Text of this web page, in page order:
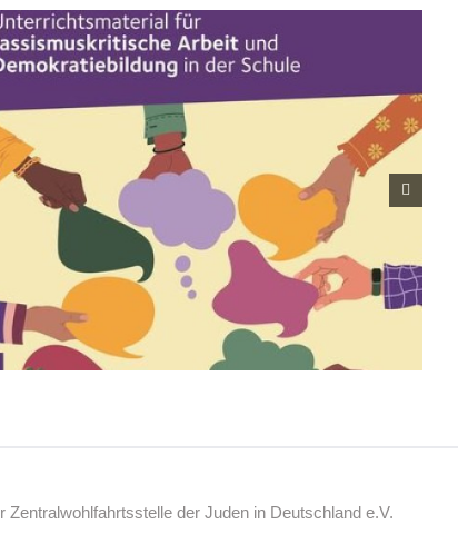
der Juden in Deutschland e.V.